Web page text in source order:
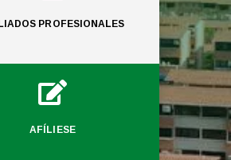
PROFESIONALES

AFÍLIESE